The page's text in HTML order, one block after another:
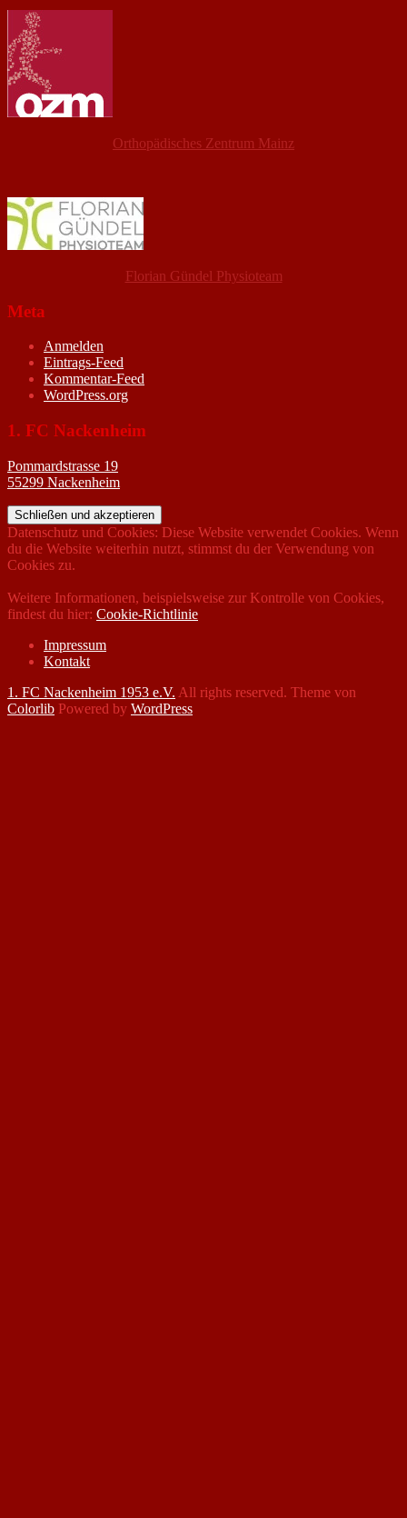
Orthopädisches Zentrum Mainz
Florian Gündel Physioteam
Meta
Anmelden
Eintrags-Feed
Kommentar-Feed
WordPress.org
1. FC Nackenheim
Pommardstrasse 19
55299 Nackenheim
Datenschutz und Cookies: Diese Website verwendet Cookies. Wenn
du die Website weiterhin nutzt, stimmst du der Verwendung von
Cookies zu.
Weitere Informationen, beispielsweise zur Kontrolle von Cookies,
findest du hier: Cookie-Richtlinie
Impressum
Kontakt
1. FC Nackenheim 1953 e.V. All rights reserved. Theme von
Colorlib Powered by WordPress